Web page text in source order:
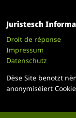
Juristesch
Droit de réponse
Impressum
Datenschutz
Dëse Site benotzt
anonymiséiert